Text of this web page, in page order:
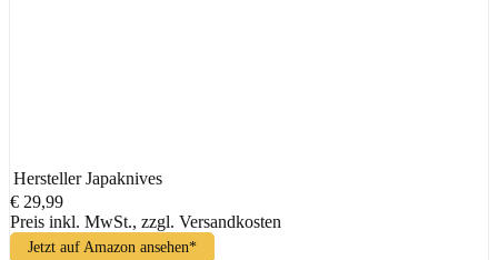
Hersteller Japaknives
€ 29,99
Preis inkl. MwSt., zzgl. Versandkosten
Jetzt auf Amazon ansehen*